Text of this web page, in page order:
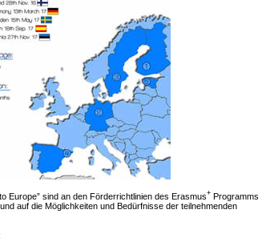
Europe” sind an den Förderrichtlinien des Erasmus+ Programms
auf die Möglichkeiten und Bedürfnisse der teilnehmenden